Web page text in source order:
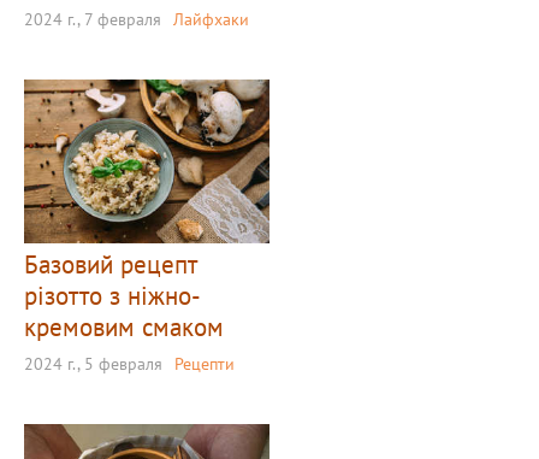
2024 г., 7 февраля Лайфхаки
Базовий рецепт
різотто з ніжно-
кремовим смаком
2024 г., 5 февраля Рецепти